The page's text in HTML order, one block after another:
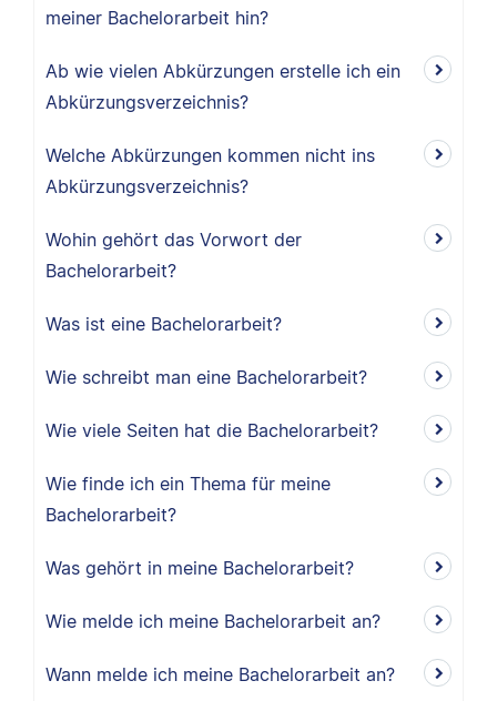
meiner Bachelorarbeit hin?
Ab wie vielen Abkürzungen erstelle ich ein
Abkürzungsverzeichnis?
Welche Abkürzungen kommen nicht ins
Abkürzungsverzeichnis?
Wohin gehört das Vorwort der
Bachelorarbeit?
Was ist eine Bachelorarbeit?
Wie schreibt man eine Bachelorarbeit?
Wie viele Seiten hat die Bachelorarbeit?
Wie finde ich ein Thema für meine
Bachelorarbeit?
Was gehört in meine Bachelorarbeit?
Wie melde ich meine Bachelorarbeit an?
Wann melde ich meine Bachelorarbeit an?